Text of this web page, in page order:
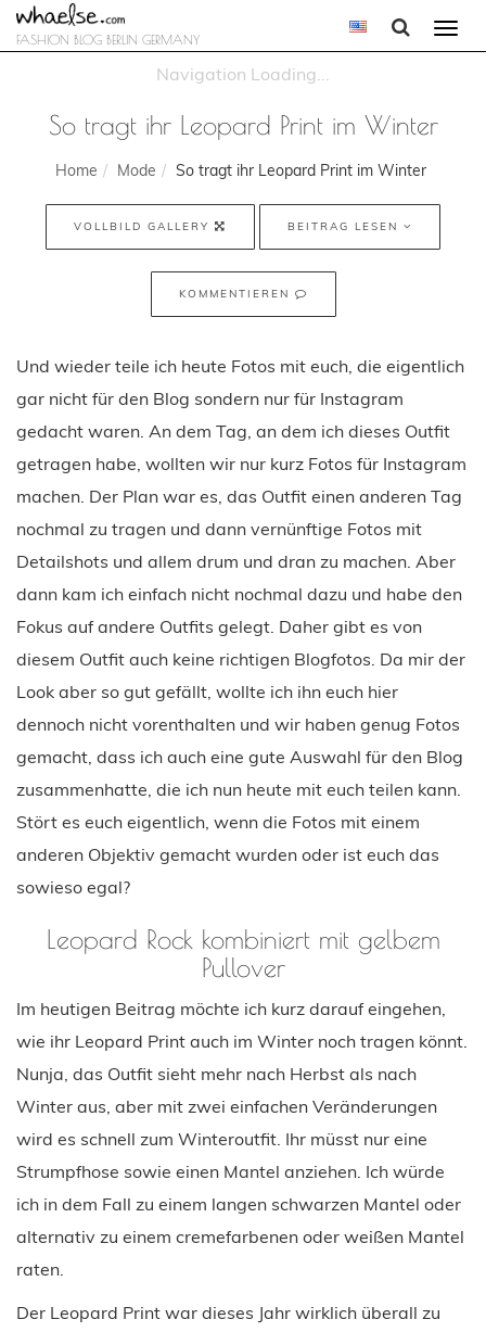
FASHION BLOG BERLIN GERMANY
So tragt ihr Leopard Print im Winter
Home Mode So tragt ihr Leopard Print im Winter
VOLLBILD GALLERY BEITRAG LESEN
KOMMENTIEREN
Und wieder teile ich heute Fotos mit euch, die eigentlich
gar nicht für den Blog sondern nur für Instagram
gedacht waren. An dem Tag, an dem ich dieses Outfit
getragen habe, wollten wir nur kurz Fotos für Instagram
machen. Der Plan war es, das Outfit einen anderen Tag
nochmal zu tragen und dann vernünftige Fotos mit
Detailshots und allem drum und dran zu machen. Aber
dann kam ich einfach nicht nochmal dazu und habe den
Fokus auf andere Outfits gelegt. Daher gibt es von
diesem Outfit auch keine richtigen Blogfotos. Da mir der
Look aber so gut gefällt, wollte ich ihn euch hier
dennoch nicht vorenthalten und wir haben genug Fotos
gemacht, dass ich auch eine gute Auswahl für den Blog
zusammenhatte, die ich nun heute mit euch teilen kann.
Stört es euch eigentlich, wenn die Fotos mit einem
anderen Objektiv gemacht wurden oder ist euch das
sowieso egal?
Leopard Rock kombiniert mit gelbem
Pullover
Im heutigen Beitrag möchte ich kurz darauf eingehen,
wie ihr Leopard Print auch im Winter noch tragen könnt.
Nunja, das Outfit sieht mehr nach Herbst als nach
Winter aus, aber mit zwei einfachen Veränderungen
wird es schnell zum Winteroutfit. Ihr müsst nur eine
Strumpfhose sowie einen Mantel anziehen. Ich würde
ich in dem Fall zu einem langen schwarzen Mantel oder
alternativ zu einem cremefarbenen oder weißen Mantel
raten.
Der Leopard Print war dieses Jahr wirklich überall zu